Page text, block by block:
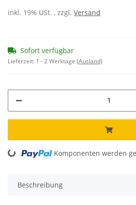
inkl. 19% USt. , zzgl. Versand
Sofort verfügbar
Lieferzeit: 1 - 2 Werktage (Ausland)
Loading... Komponenten werden
Beschreibung